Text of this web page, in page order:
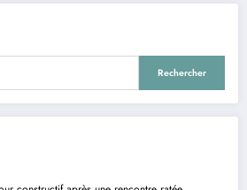
Rechercher